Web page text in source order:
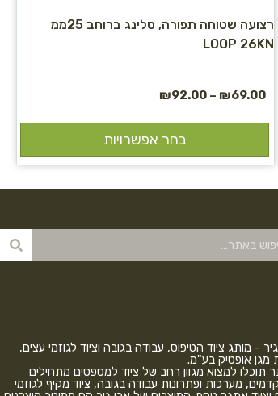
רצועה שטוחה תפורה, סלינג ברוחב 25ממ
LOOP 26KN
₪69.00
–
₪92.00
בחר אפשרויות
- מותג ציוד הטיפוס, עבודה בגובה וציוד לגוזמי עצים,
מגן אופטיק בע"מ.
תוכלו למצוא מגוון רחב של ציוד למטפסים מתחילים
מערכות ופתרונות עבודה בגובה, ציוד מקיף לגוזמי